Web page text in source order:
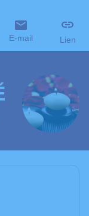
E-mail Lien